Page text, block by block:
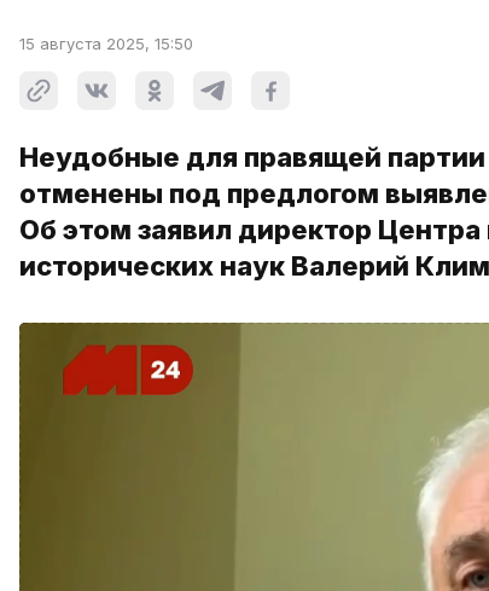
15 августа 2025, 15:50
Неудобные для правящей партии
отменены под предлогом
Об этом заявил директор
исторических наук Валерий